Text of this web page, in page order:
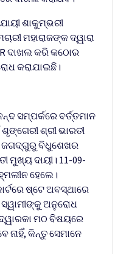
ଶାକୁମ୍ଭରୀ
ମହାରାଜଙ୍କ ଦ୍ୱାରା
ଦାଖଲ କରି କଠୋର
କରାଯାଇଛି।
ସମ୍ପର୍କରେ ବର୍ତ୍ତମାନ
ଶ୍ରୀ ଭାରତୀ
ଜଗଦ୍ଗୁରୁ ବିଧୁଶେଖର
ମୁଖ୍ୟ ଦାୟୀ। 11-09-
ହେଲେ।
ଷ୍ଟେ ଅବସ୍ଥାରେ
ସ୍ୱାମୀଙ୍କୁ ଅନୁରୋଧ
ମଠ ବିଷୟରେ
କିନ୍ତୁ ସେମାନେ